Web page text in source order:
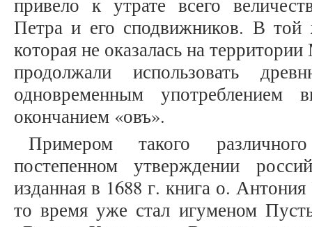
привело к утрате всего
Петра и его сподвижников. В
которая не оказалась на
продолжали использовать
одновременным употреблением
окончанием «овъ».
Примером такого
постепенном утверждении
изданная в 1688 г. книга о.
то время уже стал игуменом